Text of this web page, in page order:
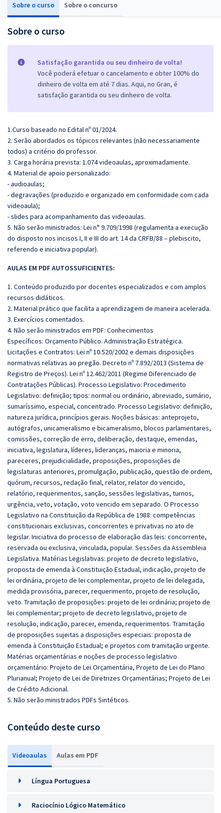
Sobre o curso Sobre o concurso
Sobre o curso
Satisfação garantida ou seu dinheiro de volta!
Você poderá efetuar o cancelamento e obter 100% do
dinheiro de volta em até 7 dias. Aqui, no Gran, é
satisfação garantida ou seu dinheiro de volta.
1.Curso baseado no Edital nº 01/2024.
2. Serão abordados os tópicos relevantes (não necessariamente
todos) a critério do professor.
3. Carga horária prevista: 1.074 videoaulas, aproximadamente.
4. Material de apoio personalizado:
- audioaulas;
- degravações (produzido e organizado em conformidade com cada
videoaula);
- slides para acompanhamento das videoaulas.
5. Não serão ministrados: Lei n° 9.709/1998 (regulamenta a execução
do disposto nos incisos I, II e III do art. 14 da CRFB/88 – plebiscito,
referendo e iniciativa popular).
AULAS EM PDF AUTOSSUFICIENTES:
1. Conteúdo produzido por docentes especializados e com amplos
recursos didáticos.
2. Material prático que facilita a aprendizagem de maneira acelerada.
3. Exercícios comentados.
4. Não serão ministrados em PDF: Conhecimentos
Específicos: Orçamento Público. Administração Estratégica.
Licitações e Contratos: Lei nº 10.520/2002 e demais disposições
normativas relativas ao pregão. Decreto nº 7.892/2013 (Sistema de
Registro de Preços). Lei nº 12.462/2011 (Regime Diferenciado de
Contratações Públicas). Processo Legislativo: Procedimento
Legislativo: definição; tipos: normal ou ordinário, abreviado, sumário,
sumaríssimo, especial, concentrado. Processo Legislativo: definição,
natureza jurídica, princípios gerais. Noções básicas: anteprojeto,
autógrafos, unicameralismo e bicameralismo, blocos parlamentares,
comissões, correção de erro, deliberação, destaque, emendas,
iniciativa, legislatura, líderes, lideranças, maioria e minoria,
pareceres, prejudicialidade, proposições, proposições de
legislaturas anteriores, promulgação, publicação, questão de ordem,
quórum, recursos, redação final, relator, relator do vencido,
relatório, requerimentos, sanção, sessões legislativas, turnos,
urgência, veto, votação, voto vencido em separado. O Processo
Legislativo na Constituição da República de 1988: competências
constitucionais exclusivas, concorrentes e privativas no ato de
legislar. Iniciativa do processo de elaboração das leis: concorrente,
reservada ou exclusiva, vinculada, popular. Sessões da Assembleia
Legislativa. Matérias Legislativas: projeto de decreto legislativo,
proposta de emenda à Constituição Estadual, indicação, projeto de
lei ordinária, projeto de lei complementar, projeto de lei delegada,
medida provisória, parecer, requerimento, projeto de resolução,
veto. Tramitação de proposições: projeto de lei ordinária; projeto de
lei complementar; projeto de decreto legislativo, projeto de
resolução, indicação, parecer, emenda, requerimentos. Tramitação
de proposições sujeitas a disposições especiais: proposta de
emenda à Constituição Estadual; e projetos com tramitação urgente.
Matérias orçamentárias e noções de processo legislativo
orçamentário: Projeto de Lei Orçamentária, Projeto de Lei do Plano
Plurianual; Projeto de Lei de Diretrizes Orçamentárias; Projeto de Lei
de Crédito Adicional.
5. Não serão ministrados PDFs Sintéticos.
Conteúdo deste curso
Videoaulas Aulas em PDF
Língua Portuguesa
Raciocínio Lógico Matemático